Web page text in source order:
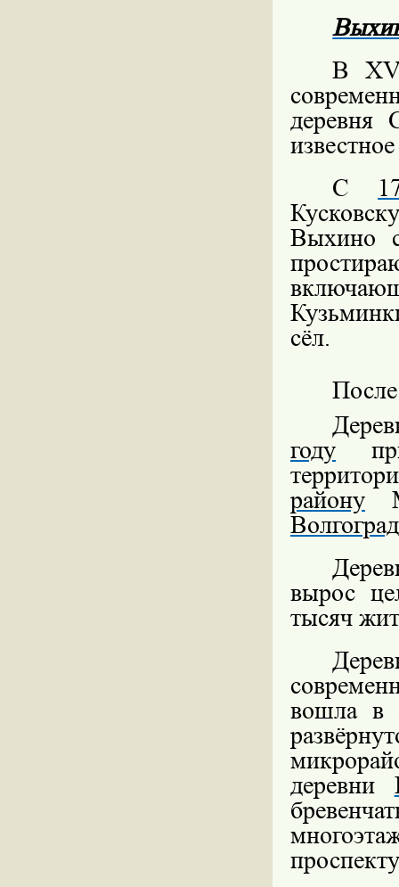
В
деревня
С
Выхино
сёл.
году
району
вырос
тысяч
вошла в
деревни